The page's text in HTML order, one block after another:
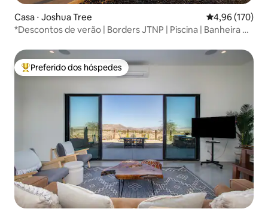
Casa ⋅ Joshua Tree 4,96 de uma
4,96 (170)
*Descontos de verão | Borders JTNP | Piscina | Banheira de
Entre os melhores preferidos dos hóspedes
Preferido dos hóspedes